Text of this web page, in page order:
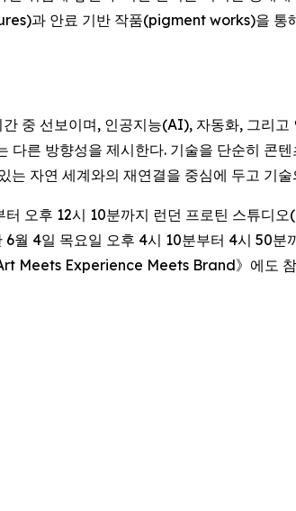
과 안료 기반 작품(pigment works)을 통
중 선보이며, 인공지능(AI), 자동화, 그리고
른 방향성을 제시한다. 기술을 단순히 콘
연 세계와의 재연결을 중심에 두고 기술
오후 12시 10분까지 런던 프로틴 스튜디
6월 4일 목요일 오후 4시 10분부터 4시 50
Meets Experience Meets Brand》에도